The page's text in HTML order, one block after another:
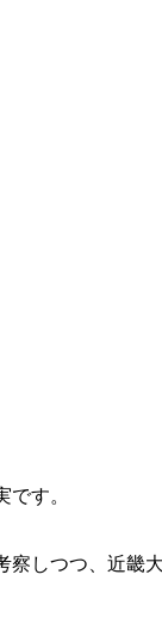
す。
察しつつ、近畿